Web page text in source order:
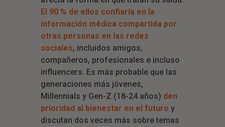
El 90 % de ellos confiaría en la
información médica compartida por
otras personas en las redes
sociales, incluidos amigos,
compañeros, profesionales e incluso
influencers. Es más probable que las
generaciones más jóvenes,
Millennials y Gen-Z (18-24 años) den
prioridad al bienestar en el futuro y
discutan dos veces más sobre temas